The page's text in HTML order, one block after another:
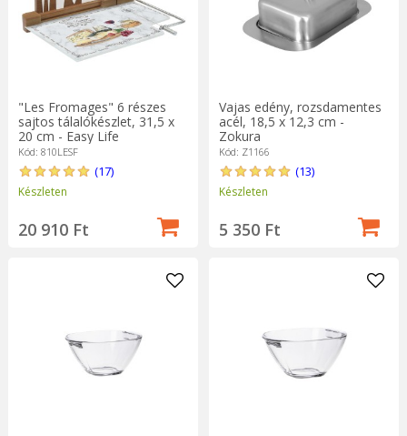
"Les Fromages" 6 részes
sajtos tálalókészlet, 31,5 x
20 cm - Easy Life
Kód: 810LESF
(17)
Készleten
20 910 Ft
Vajas edény, rozsdamentes
acél, 18,5 x 12,3 cm -
Zokura
Kód: Z1166
(13)
Készleten
5 350 Ft